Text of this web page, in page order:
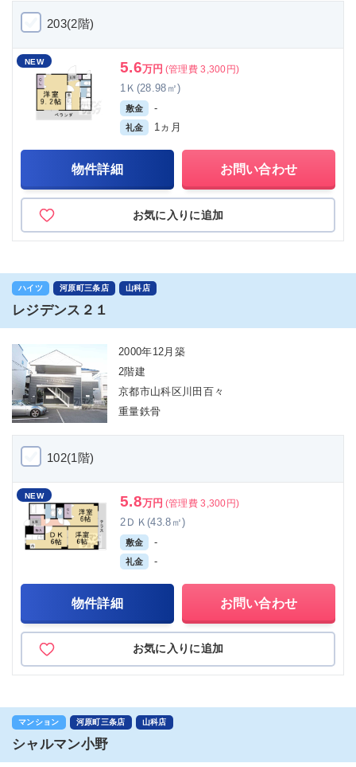
203(2階)
NEW 5.6万円 (管理費 3,300円)
1Ｋ(28.98㎡)
敷金 -
礼金 1ヵ月
物件詳細 お問い合わせ
お気に入りに追加
ハイツ 河原町三条店 山科店
レジデンス２１
2000年12月築
2階建
京都市山科区川田百々
重量鉄骨
102(1階)
NEW 5.8万円 (管理費 3,300円)
2ＤＫ(43.8㎡)
敷金 -
礼金 -
物件詳細 お問い合わせ
お気に入りに追加
マンション 河原町三条店 山科店
シャルマン小野